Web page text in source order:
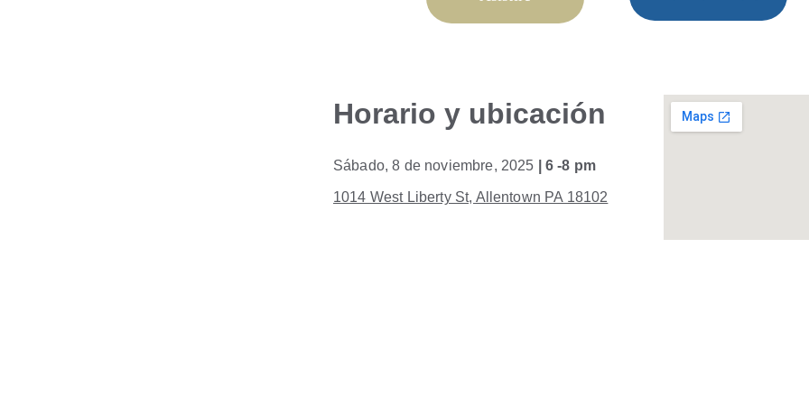
Horario y ubicación
Sábado, 8 de noviembre, 2025 | 6 -8 pm
1014 West Liberty St, Allentown PA 18102